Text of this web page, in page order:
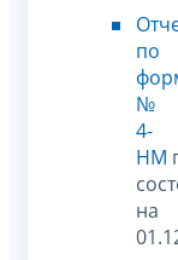
по
№
4-
НМ
на